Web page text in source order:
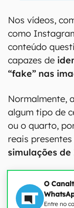
Nos vídeos,
como
conteúdo
capazes de
“fake” nas
Normalmente,
algum tipo de
ou o quarto,
reais
simulações
O
Entre no